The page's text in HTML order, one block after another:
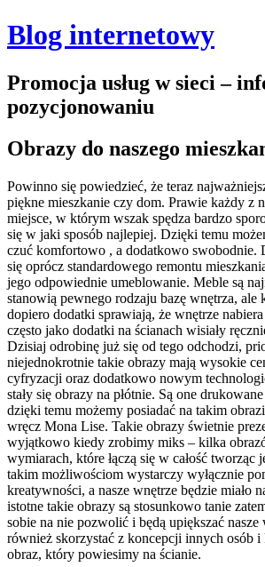
Blog internetowy
Promocja usług w sieci –
pozycjonowaniu
Obrazy do naszego
Powinno się powiedzieć, że teraz
piękne mieszkanie czy dom. Prawie każdy z
miejsce, w którym wszak spędza bardzo
się w jaki sposób najlepiej. Dzięki temu
czuć komfortowo , a dodatkowo swobodnie.
się oprócz standardowego remontu
jego odpowiednie umeblowanie. Meble są
stanowią pewnego rodzaju bazę wnętrza, ale
dopiero dodatki sprawiają, że wnętrze
często jako dodatki na ścianach wisiały
Dzisiaj odrobinę już się od tego odchodzi,
niejednokrotnie takie obrazy mają wysokie
cyfryzacji oraz dodatkowo nowym
stały się obrazy na płótnie. Są one
dzięki temu możemy posiadać na takim
wręcz Mona Lise. Takie obrazy świetnie
wyjątkowo kiedy zrobimy miks – kilka
wymiarach, które łączą się w całość tworząc
takim możliwościom wystarczy wyłącznie
kreatywności, a nasze wnętrze będzie miało
istotne takie obrazy są stosunkowo tanie
sobie na nie pozwolić i będą upiększać
również skorzystać z koncepcji innych osób
obraz, który powiesimy na ścianie.